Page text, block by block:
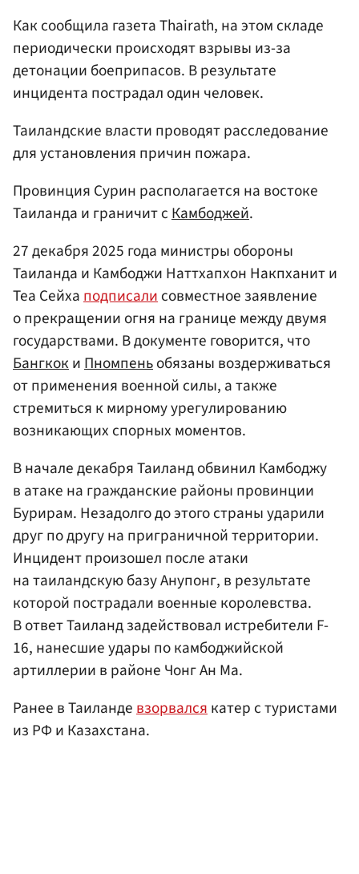
Как сообщила газета Thairath, на этом складе
периодически происходят взрывы из-за
детонации боеприпасов. В результате
инцидента пострадал один человек.
Таиландские власти проводят расследование
для установления причин пожара.
Провинция Сурин располагается на востоке
Таиланда и граничит сКамбоджей.
27 декабря 2025 года министры обороны
Таиланда и Камбоджи Наттхапхон Накпханит и
Теа Сейхаподписалисовместное заявление
о прекращении огня на границе между двумя
государствами. В документе говорится, что
БангкокиПномпеньобязаны воздерживаться
от применения военной силы, а также
стремиться к мирному урегулированию
возникающих спорных моментов.
В начале декабря Таиланд обвинил Камбоджу
в атаке на гражданские районы провинции
Бурирам. Незадолго до этого страны ударили
друг по другу на приграничной территории.
Инцидент произошел после атаки
на таиландскую базу Анупонг, в результате
которой пострадали военные королевства.
В ответ Таиланд задействовал истребители F-
16, нанесшие удары по камбоджийской
артиллерии в районе Чонг Ан Ма.
Ранее в Таиландевзорвалсякатер с туристами
из РФ и Казахстана.